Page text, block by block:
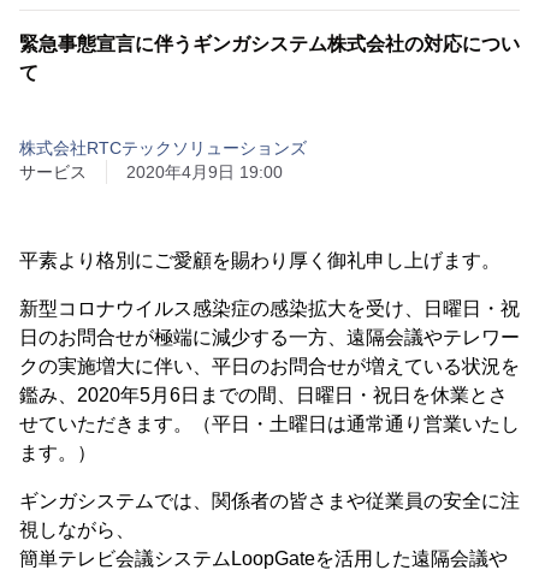
緊急事態宣言に伴うギンガシステム株式会社の対応につい
て
株式会社RTCテックソリューションズ
サービス
2020年4月9日 19:00
平素より格別にご愛顧を賜わり厚く御礼申し上げます。
新型コロナウイルス感染症の感染拡大を受け、日曜日・祝
日のお問合せが極端に減少する一方、遠隔会議やテレワー
クの実施増大に伴い、平日のお問合せが増えている状況を
鑑み、2020年5月6日までの間、日曜日・祝日を休業とさ
せていただきます。（平日・土曜日は通常通り営業いたし
ます。）
ギンガシステムでは、関係者の皆さまや従業員の安全に注
視しながら、
簡単テレビ会議システムLoopGateを活用した遠隔会議や